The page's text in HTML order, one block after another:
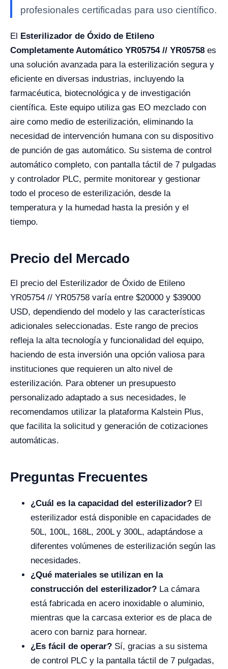
profesionales certificadas para uso científico.
El Esterilizador de Óxido de Etileno
Completamente Automático YR05754 // YR05758 es
una solución avanzada para la esterilización segura y
eficiente en diversas industrias, incluyendo la
farmacéutica, biotecnológica y de investigación
científica. Este equipo utiliza gas EO mezclado con
aire como medio de esterilización, eliminando la
necesidad de intervención humana con su dispositivo
de punción de gas automático. Su sistema de control
automático completo, con pantalla táctil de 7 pulgadas
y controlador PLC, permite monitorear y gestionar
todo el proceso de esterilización, desde la
temperatura y la humedad hasta la presión y el
tiempo.
Precio del Mercado
El precio del Esterilizador de Óxido de Etileno
YR05754 // YR05758 varía entre $20000 y $39000
USD, dependiendo del modelo y las características
adicionales seleccionadas. Este rango de precios
refleja la alta tecnología y funcionalidad del equipo,
haciendo de esta inversión una opción valiosa para
instituciones que requieren un alto nivel de
esterilización. Para obtener un presupuesto
personalizado adaptado a sus necesidades, le
recomendamos utilizar la plataforma Kalstein Plus,
que facilita la solicitud y generación de cotizaciones
automáticas.
Preguntas Frecuentes
¿Cuál es la capacidad del esterilizador? El
esterilizador está disponible en capacidades de
50L, 100L, 168L, 200L y 300L, adaptándose a
diferentes volúmenes de esterilización según las
necesidades.
¿Qué materiales se utilizan en la
construcción del esterilizador? La cámara
está fabricada en acero inoxidable o aluminio,
mientras que la carcasa exterior es de placa de
acero con barniz para hornear.
¿Es fácil de operar? Sí, gracias a su sistema
de control PLC y la pantalla táctil de 7 pulgadas,